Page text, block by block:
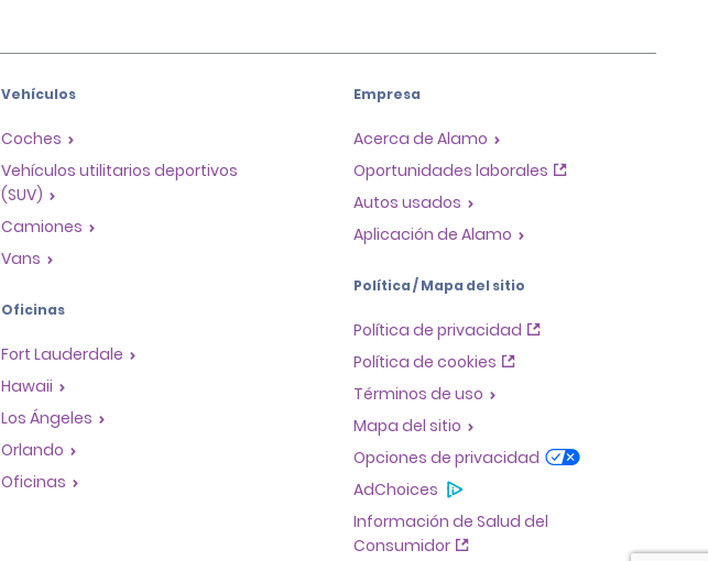
Vehículos
Coches
Vehículos utilitarios deportivos
(SUV)
Camiones
Vans
Oficinas
Fort Lauderdale
Hawaii
Los Ángeles
Orlando
Oficinas
Empresa
Acerca de Alamo
Oportunidades laborales
Autos usados
Aplicación de Alamo
Política / Mapa del sitio
Política de privacidad
Política de cookies
Términos de uso
Mapa del sitio
Opciones de privacidad
AdChoices
Información de Salud del
Consumidor